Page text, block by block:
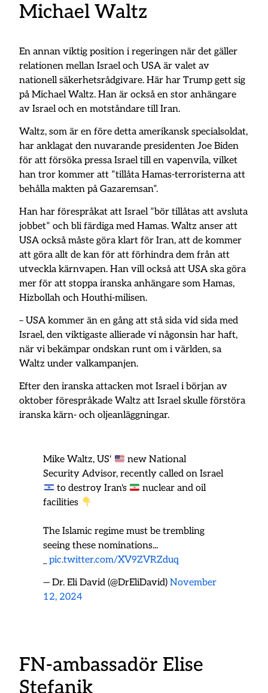
Michael Waltz
En annan viktig position i regeringen när det gäller
relationen mellan Israel och USA är valet av
nationell säkerhetsrådgivare. Här har Trump gett sig
på Michael Waltz. Han är också en stor anhängare
av Israel och en motståndare till Iran.
Waltz, som är en före detta amerikansk specialsoldat,
har anklagat den nuvarande presidenten Joe Biden
för att försöka pressa Israel till en vapenvila, vilket
han tror kommer att ”tillåta Hamas-terroristerna att
behålla makten på Gazaremsan”.
Han har förespråkat att Israel ”bör tillåtas att avsluta
jobbet” och bli färdiga med Hamas. Waltz anser att
USA också måste göra klart för Iran, att de kommer
att göra allt de kan för att förhindra dem från att
utveckla kärnvapen. Han vill också att USA ska göra
mer för att stoppa iranska anhängare som Hamas,
Hizbollah och Houthi-milisen.
– USA kommer än en gång att stå sida vid sida med
Israel, den viktigaste allierade vi någonsin har haft,
när vi bekämpar ondskan runt om i världen, sa
Waltz under valkampanjen.
Efter den iranska attacken mot Israel i början av
oktober förespråkade Waltz att Israel skulle förstöra
iranska kärn- och oljeanläggningar.
Mike Waltz, US'
new National
Security Advisor, recently called on Israel
to destroy Iran's
nuclear and oil
facilities
The Islamic regime must be trembling
seeing these nominations...
_pic.twitter.com/XV9ZVRZduq
— Dr. Eli David (@DrEliDavid)November
12, 2024
FN-ambassadör Elise
Stefanik